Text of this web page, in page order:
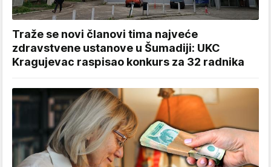
Traže se novi članovi tima najveće
zdravstvene ustanove u Šumadiji: UKC
Kragujevac raspisao konkurs za 32 radnika